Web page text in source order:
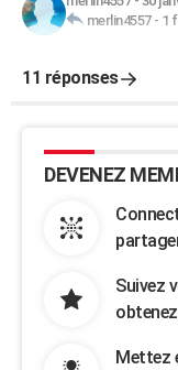
merlin4557- 1
11 réponses
DEVENEZ
Suivez
Mettez